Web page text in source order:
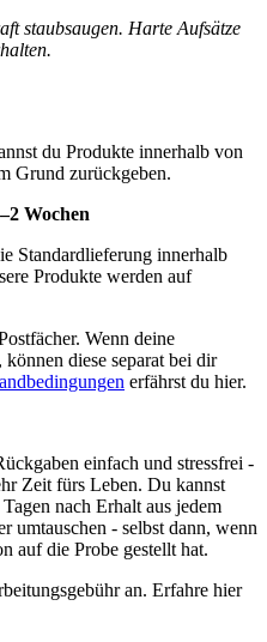
staubsaugen. Harte Aufsätze
du Produkte innerhalb von
Grund zurückgeben.
Wochen
Standardlieferung innerhalb
Produkte werden auf
Wenn deine
diese separat bei dir
erfährst du hier.
einfach und stressfrei -
Zeit fürs Leben. Du kannst
nach Erhalt aus jedem
umtauschen - selbst dann, wenn
auf die Probe gestellt hat.
an. Erfahre hier